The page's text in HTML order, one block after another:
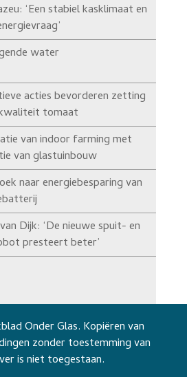
‘Een stabiel kasklimaat en
water
acties bevorderen zetting
tomaat
van indoor farming met
van glastuinbouw
naar energiebesparing van
Dijk: ‘De nieuwe spuit- en
presteert beter’
Onder Glas. Kopiëren van
zonder toestemming van
is niet toegestaan.